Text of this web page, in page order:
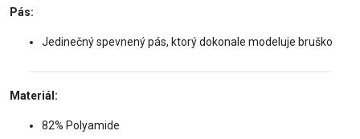
Pás:
Jedinečný spevnený pás, ktorý dokonale modeluje bruško
Materiál:
82% Polyamide